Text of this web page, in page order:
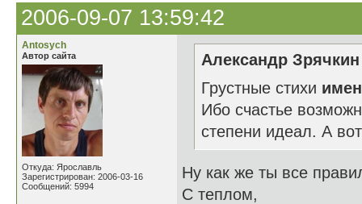
2006-09-07 13:59:42
Antosych
Автор сайта
Откуда: Ярославль
Зарегистрирован: 2006-03-16
Сообщений: 5994
Александр
Грустные стихи
Ибо счастье
степени идеал. А
Ну как же ты все
С теплом,